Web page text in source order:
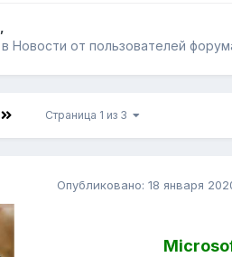
в Новости от пользователей
Страница 1 из 3
Опубликовано: 18 января